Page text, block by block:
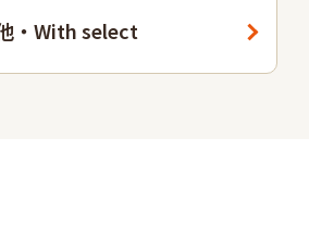
・With select